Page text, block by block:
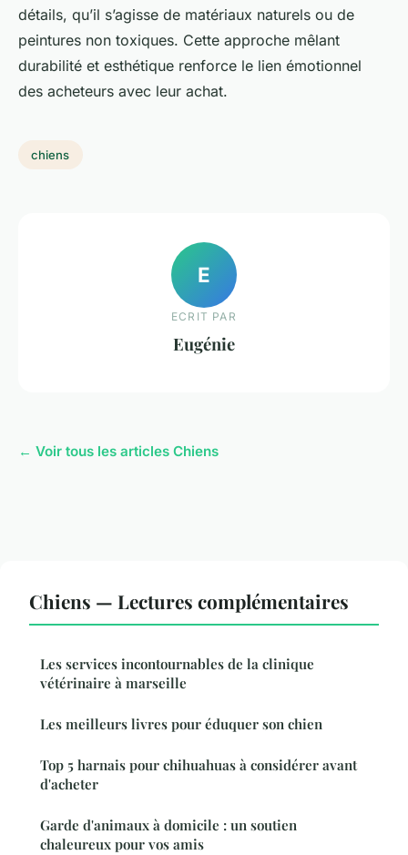
détails, qu’il s’agisse de matériaux naturels ou de
peintures non toxiques. Cette approche mêlant
durabilité et esthétique renforce le lien émotionnel
des acheteurs avec leur achat.
chiens
E
ECRIT PAR
Eugénie
← Voir tous les articles Chiens
Chiens — Lectures complémentaires
Les services incontournables de la clinique
vétérinaire à marseille
Les meilleurs livres pour éduquer son chien
Top 5 harnais pour chihuahuas à considérer avant
d'acheter
Garde d'animaux à domicile : un soutien
chaleureux pour vos amis